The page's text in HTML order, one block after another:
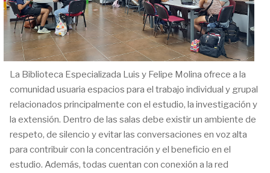
La Biblioteca Especializada Luis y Felipe Molina ofrece a la
comunidad usuaria espacios para el trabajo individual y grupal
relacionados principalmente con el estudio, la investigación y
la extensión. Dentro de las salas debe existir un ambiente de
respeto, de silencio y evitar las conversaciones en voz alta
para contribuir con la concentración y el beneficio en el
estudio. Además, todas cuentan con conexión a la red